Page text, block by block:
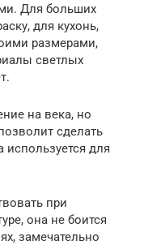
Для больших
для кухонь,
размерами,
светлых
на века, но
сделать
для
при
она не боится
замечательно